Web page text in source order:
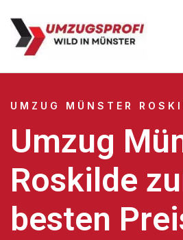
UMZUG MÜNSTER
Umzug
Roskilde
besten